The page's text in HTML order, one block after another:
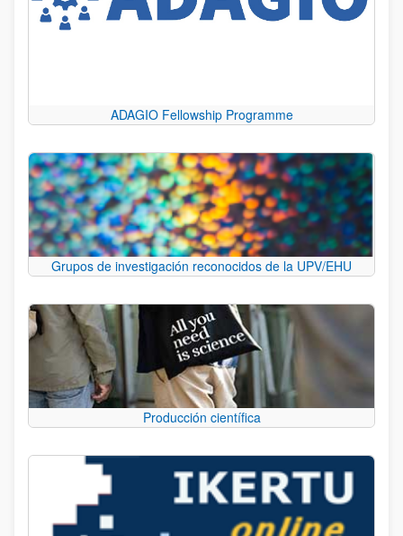
ADAGIO Fellowship Programme
Grupos de investigación reconocidos de la UPV/EHU
Producción científica